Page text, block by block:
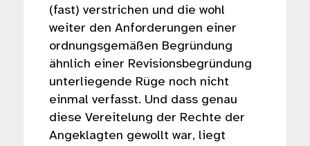
(fast) verstrichen und die wohl
weiter den Anforderungen einer
ordnungsgemäßen Begründung
ähnlich einer Revisionsbegründung
unterliegende Rüge noch nicht
einmal verfasst. Und dass genau
diese Vereitelung der Rechte der
Angeklagten gewollt war, liegt